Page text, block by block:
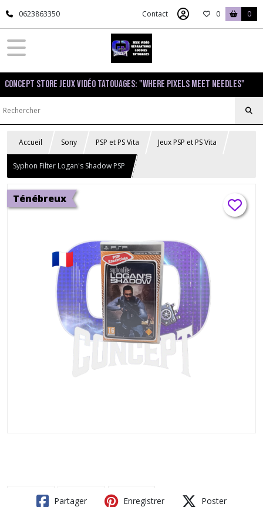
0623863350 Contact 0 0
Concept Store Jeux Vidéo Tatouages: "Where pixels meet needles"
Accueil Sony PSP et PS Vita Jeux PSP et PS Vita
Syphon Filter Logan's Shadow PSP
Ténébreux
Partager Enregistrer Poster